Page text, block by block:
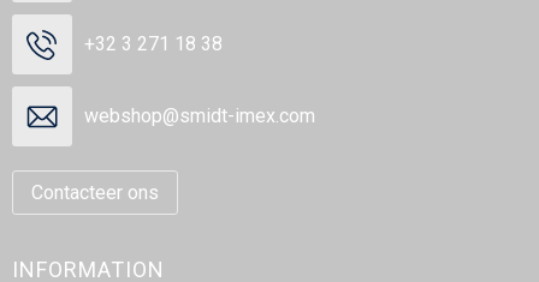
+32 3 271 18 38
webshop@smidt-imex.com
Contacteer ons
INFORMATION